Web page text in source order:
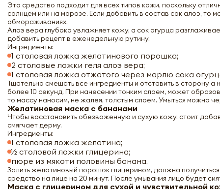
Это средство подходит для всех типов кожи, поскольку
солнцем или на морозе. Если добавить в состав сок алоэ, то
обмораживаниях.
Алоэ вера глубоко увлажняет кожу, а сок огурца
добавить рецепт в еженедельную рутину.
Ингредиенты:
1 столовая ложка желатинового порошка;
2 столовые ложки геля алоэ вера;
1 столовая ложка отжатого через марлю сока
Тщательно смешать все ингредиенты и отставить в сторону
более 10 секунд. При нанесении тонким слоем, может
то массу наносим, не жалея, толстым слоем. Умыться можно
Желатиновая маска с бананами
Чтобы восстановить обезвоженную и сухую кожу, стоит
смягчает дерму.
Ингредиенты:
1 столовая ложка желатина;
½ столовой ложки глицерина;
пюре из мякоти половины банана.
Залить желатиновый порошок глицерином, должна
средство на лице на 20 минут. После умывания лицо будет
Маска с глицерином для сухой и чувствительной